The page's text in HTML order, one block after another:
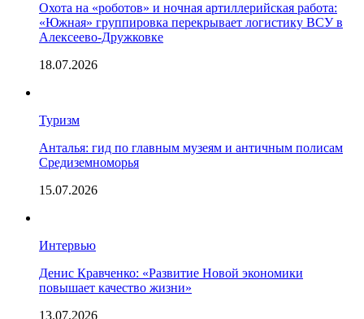
Охота на «роботов» и ночная артиллерийская работа:
«Южная» группировка перекрывает логистику ВСУ в
Алексеево-Дружковке
18.07.2026
Туризм
Анталья: гид по главным музеям и античным полисам
Средиземноморья
15.07.2026
Интервью
Денис Кравченко: «Развитие Новой экономики
повышает качество жизни»
13.07.2026